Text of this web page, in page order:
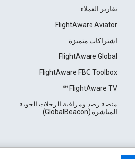
تقارير العملاء
FlightAware Aviator
اشتراكات متميزة
FlightAware Global
FlightAware FBO Toolbox
FlightAware TV℠
منصة رصد ومراقبة الرحلات الجوية
المباشرة (GlobalBeacon)